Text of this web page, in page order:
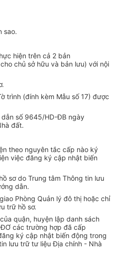
sao.
hiện trên cả 2 bản
chủ sở hữu và bản lưu) với nội
trình (đính kèm Mẫu số 17) được
số 9645/HD-ĐB ngày
đất.
theo nguyên tắc cấp nào ký
việc đăng ký cập nhật biến
sơ do Trung tâm Thông tin lưu
dẫn.
Phòng Quản lý đô thị hoặc chỉ
trữ hồ sơ.
quận, huyện lập danh sách
các trường hợp đã cấp
ký cập nhật biến động trong
lưu trữ tư liệu Địa chính - Nhà